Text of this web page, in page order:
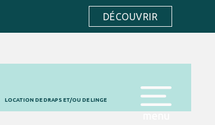
DÉCOUVRIR
LOCATION DE DRAPS ET/OU DE LINGE